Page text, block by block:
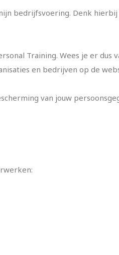
bedrijfsvoering. Denk hierbij
Training. Wees je er dus
en bedrijven op de
van jouw